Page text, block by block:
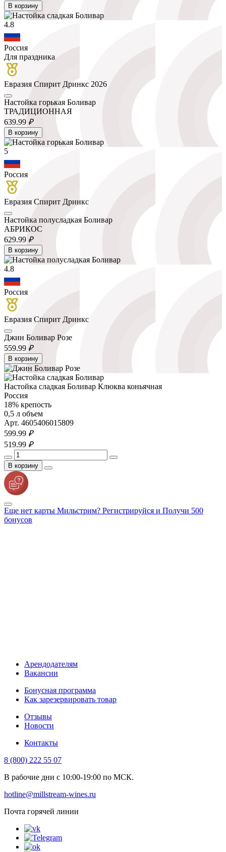
В корзину
4.8
Россия
Для праздника
Евразия Спирит Дринкс 2026
Настойка горькая Боливар
ТРАДИЦИОННАЯ
639.99 ₽
В корзину
5
Россия
Евразия Спирит Дринкс
Настойка полусладкая Боливар
АБРИКОС
629.99 ₽
В корзину
4.8
Россия
Евразия Спирит Дринкс
Джин Боливар Розе
559.99 ₽
В корзину
Настойка сладкая Боливар Клюква коньячная
Россия
18% крепость
0,5 л объем
Арт. 4605406015809
599.99 ₽
519.99 ₽
В корзину
Еще нет карты Мильстрим? Регистрируйся и Получи 500
бонусов
Арендодателям
Вакансии
Бонусная программа
Как зарезервировать товар
Отзывы
Новости
Контакты
8 (800) 222 55 07
В рабочие дни с 10:00-19:00 по МСК.
hotline@millstream-wines.ru
Почта горячей линии